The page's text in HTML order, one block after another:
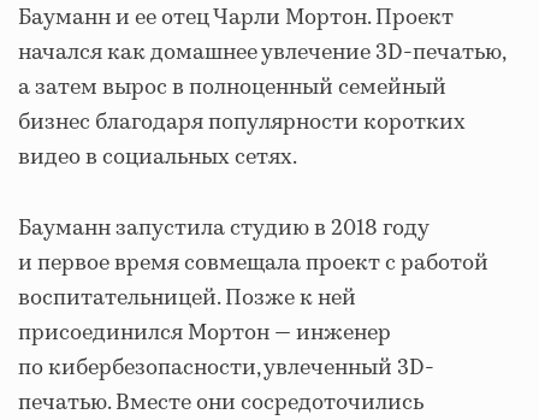
Бауманн и ее отец Чарли Мортон. Проект
начался как домашнее увлечение 3D-печатью,
а затем вырос в полноценный семейный
бизнес благодаря популярности коротких
видео в социальных сетях.
Бауманн запустила студию в 2018 году
и первое время совмещала проект с работой
воспитательницей. Позже к ней
присоединился Мортон — инженер
по кибербезопасности, увлеченный 3D-
печатью. Вместе они сосредоточились